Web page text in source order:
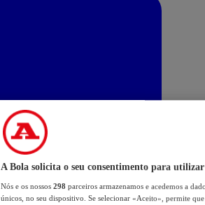
A Bola solicita o seu consentimento para utilizar
Nós e os nossos 298 parceiros armazenamos e acedemos a
únicos, no seu dispositivo. Se selecionar «Aceito», permite